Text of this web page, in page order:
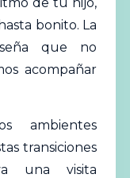
bonito. La
que no
acompañar
ambientes
transiciones
una visita